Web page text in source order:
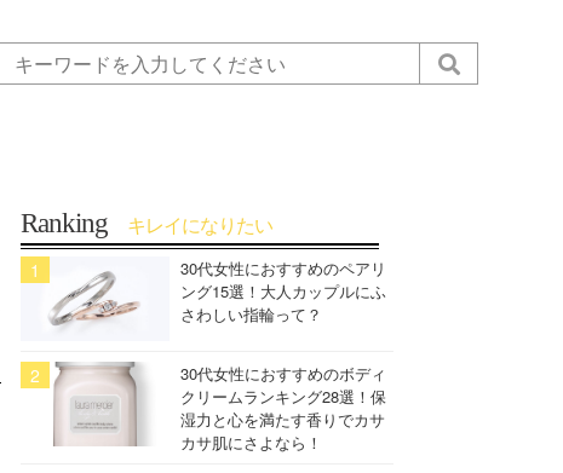
Ranking キレイになりたい
30代女性におすすめのペアリ
ング15選！大人カップルにふ
さわしい指輪って？
30代女性におすすめのボディ
クリームランキング28選！保
湿力と心を満たす香りでカサ
カサ肌にさよなら！